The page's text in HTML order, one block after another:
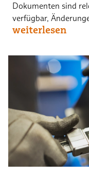
Dokumenten sind
verfügbar,
weiterlesen